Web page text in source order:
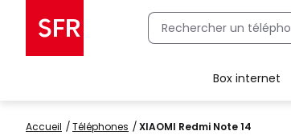
Box internet
Accueil Téléphones XIAOMI Redmi Note 14